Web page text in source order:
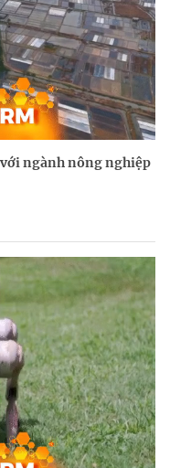
ngành nông nghiệp